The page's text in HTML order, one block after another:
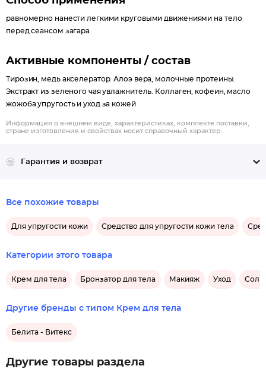
равномерно нанести легкими круговыми движениями на тело
перед сеансом загара
Активные компоненты / состав
Тирозин, медь акселератор. Алоэ вера, молочные протеины.
Экстракт из зеленого чая увлажнитель. Коллаген, кофеин, масло
жожоба упругость и уход за кожей
Информация о внешнем виде, характеристиках, комплекте поставки,
стране изготовления и свойствах носит справочный характер.
Гарантия и возврат
Все похожие товары
Для упругости кожи Средство для упругости кожи тела
Категории этого товара
Крем для тела Бронзатор для тела Макияж Уход
Другие бренды с типом Крем для тела
Белита - Витекс
Другие товары раздела